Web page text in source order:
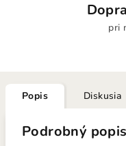
pri
Popis Diskusia
Podrobný popis